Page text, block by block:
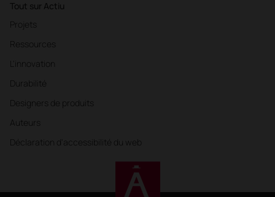
Tout sur Actiu
Projets
Ressources
L'innovation
Durabilité
Designers de produits
Auteurs
Déclaration d'accessibilité du web